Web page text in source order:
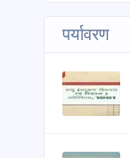
पर्यावरण